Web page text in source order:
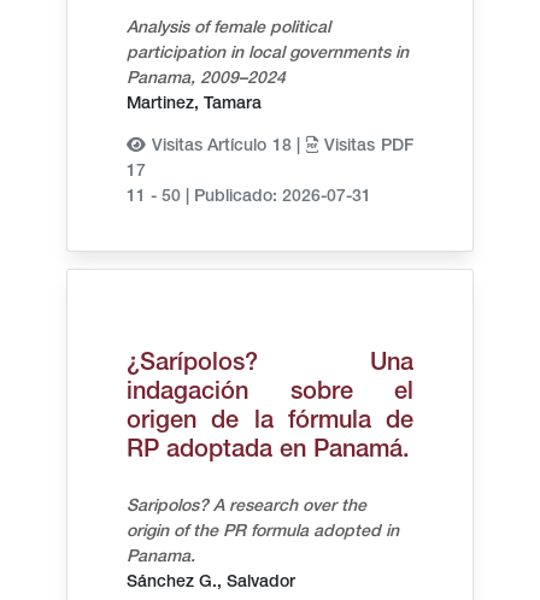
Analysis of female political
participation in local governments in
Panama, 2009–2024
Martinez, Tamara
Visitas Artículo 18 |
Visitas PDF
17
11 - 50
Publicado: 2026-07-31
¿Sarípolos? Una
indagación sobre el
origen de la fórmula de
RP adoptada en Panamá.
Saripolos? A research over the
origin of the PR formula adopted in
Panama.
Sánchez G., Salvador